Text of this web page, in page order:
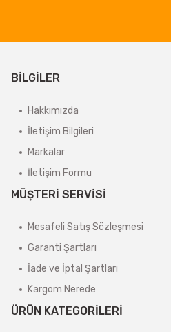
BİLGİLER
Hakkımızda
İletişim Bilgileri
Markalar
İletişim Formu
MÜŞTERİ SERVİSİ
Mesafeli Satış Sözleşmesi
Garanti Şartları
İade ve İptal Şartları
Kargom Nerede
ÜRÜN KATEGORİLERİ